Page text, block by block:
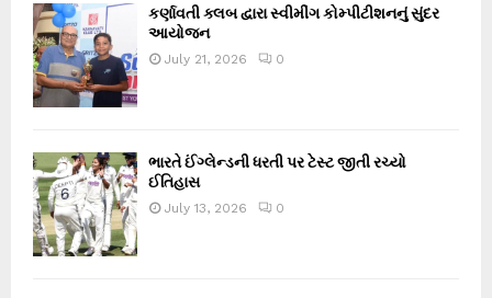
કર્ણાવતી ક્લબ દ્વારા સ્વીમીંગ કોમ્પીટીશનનું સુંદર
આયોજન
July 21, 2026 0
ભારતે ઈંગ્લેન્ડની ધરતી પર ટેસ્ટ જીતી રચ્યો
ઈતિહાસ
July 13, 2026 0